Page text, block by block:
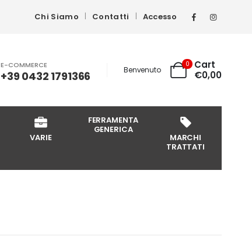
Chi Siamo Contatti Accesso
E-COMMERCE
+39 0432 1791366 Benvenuto
0
Cart
€0,00
VARIE
FERRAMENTA
GENERICA
MARCHI
TRATTATI